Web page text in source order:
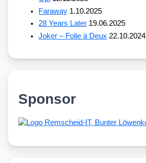
Faraway 1.10.2025
28 Years Later 19.06.2025
Joker – Folie à Deux 22.10.2024
Sponsor